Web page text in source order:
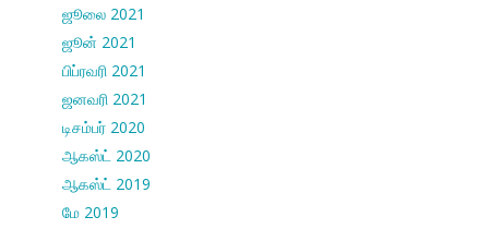
ஜூலை 2021
ஜூன் 2021
பிப்ரவரி 2021
ஜனவரி 2021
டிசம்பர் 2020
ஆகஸ்ட் 2020
ஆகஸ்ட் 2019
மே 2019